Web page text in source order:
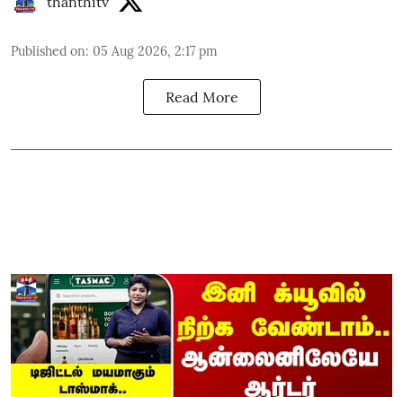
Published on: 05 Aug 2026, 2:17 pm
Read More